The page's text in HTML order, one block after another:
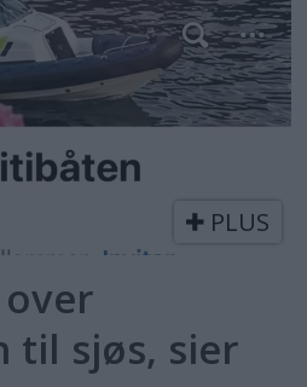
PLUS
til sjøs, sier